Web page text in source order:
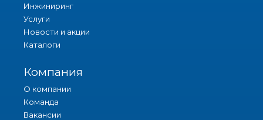
Инжиниринг
Услуги
Новости и акции
Каталоги
Компания
О компании
Команда
Вакансии